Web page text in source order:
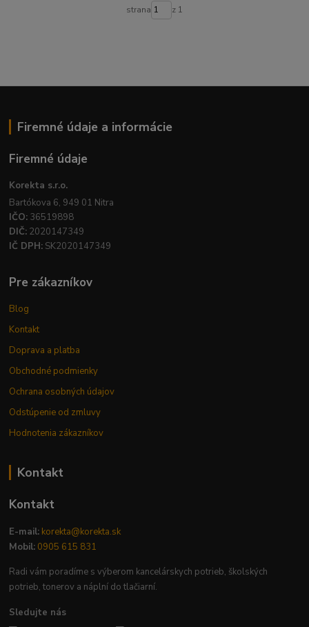
strana z 1
Firemné údaje a informácie
Firemné údaje
Korekta s.r.o.
Bartókova 6, 949 01 Nitra
IČO: 36519898
DIČ: 2020147349
IČ DPH: SK2020147349
Pre zákazníkov
Blog
Kontakt
Doprava a platba
Obchodné podmienky
Ochrana osobných údajov
Odstúpenie od zmluvy
Hodnotenia zákazníkov
Kontakt
Kontakt
E-mail: korekta@korekta.sk
Mobil: 0905 615 831
Radi vám poradíme s výberom kancelárskych potrieb, školských
potrieb, tonerov a náplní do tlačiarní.
Sledujte nás